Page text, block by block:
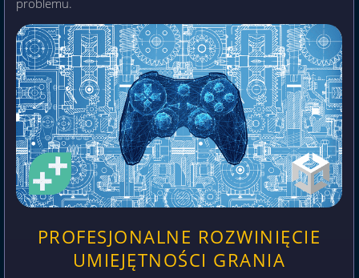
PROFESJONALNE ROZWINIĘCIE
UMIEJĘTNOŚCI GRANIA